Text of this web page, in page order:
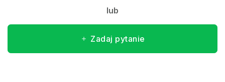
lub
Zadaj pytanie